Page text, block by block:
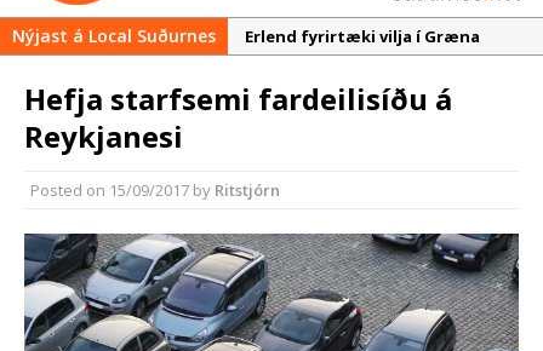
Nýjast á Local Suðurnes
Erlend fyrirtæki vilja í Græna
Nýir aðilar taka við
Reykjanesbær tæpum milljarði yfir
áætlun
Hefja starfsemi fardeilisíðu á
Reykjanesi
Posted on 15/09/2017 by Ritstjórn